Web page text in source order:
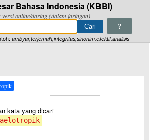
Bahasa Indonesia (KBBI)
versi online/daring (dalam jaringan)
?
ambyar,terjemah,integritas,sinonim,efektif,analisis
kata yang dicari
aelotropik